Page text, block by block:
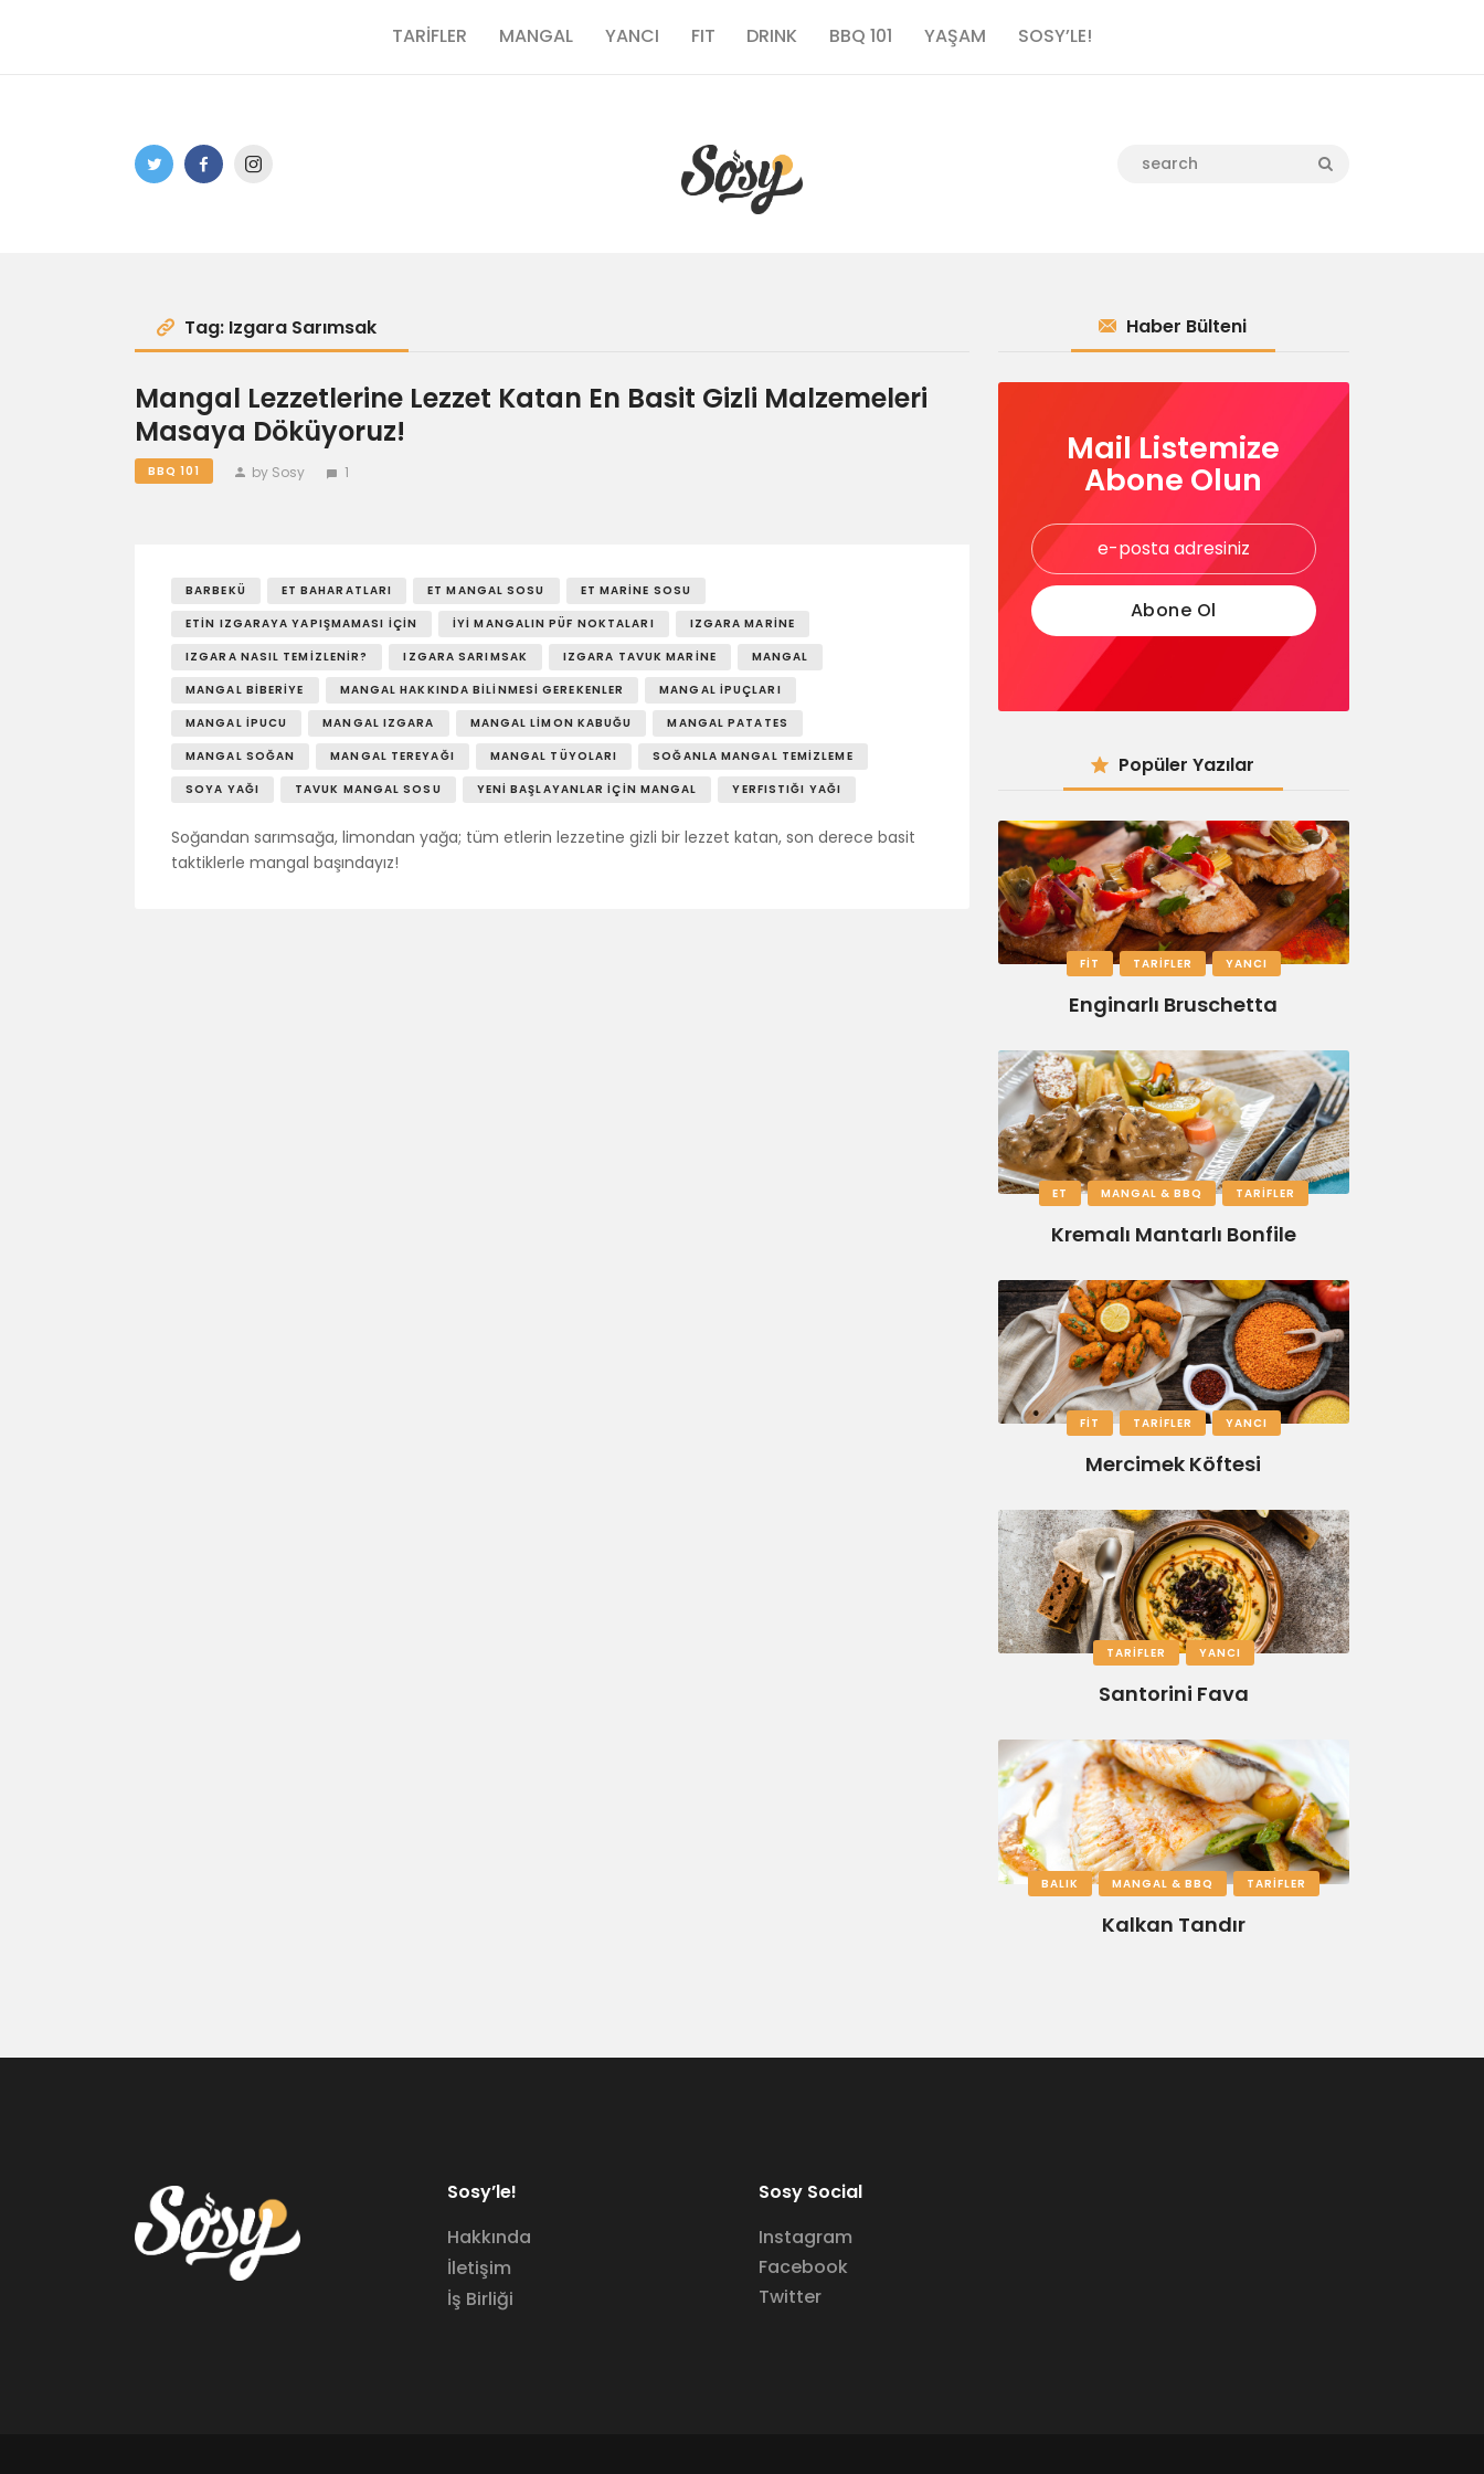
TARİFLER MANGAL YANCI FIT DRINK BBQ 101 YAŞAM SOSY’LE!
TARİFLER
YANCI
Tag: Izgara Sarımsak
Mangal Lezzetlerine Lezzet Katan En Basit Gizli Malzemeleri
Masaya Döküyoruz!
BBQ 101 by Sosy 1
BARBEKÜ ET BAHARATLARI ET MANGAL SOSU
ET MARINE SOSU
ETIN IZGARAYA YAPIŞMAMASI İÇIN
İYI MANGALIN PÜF NOKTALARI
IZGARA MARINE
IZGARA NASIL TEMIZLENIR?
IZGARA SARIMSAK IZGARA TAVUK MARINE
MANGAL
MANGAL BIBERIYE
MANGAL HAKKINDA BILINMESI GEREKENLER
MANGAL İPUÇLARI
MANGAL İPUCU
MANGAL IZGARA MANGAL LIMON KABUĞU
MANGAL PATATES
MANGAL SOĞAN
MANGAL TEREYAĞI MANGAL TÜYOLARI
SOĞANLA MANGAL TEMIZLEME
SOYA YAĞI
TAVUK MANGAL SOSU YENI BAŞLAYANLAR İÇIN MANGAL YERFISTIĞI YAĞI
Soğandan sarımsağa, limondan yağa; tüm etlerin lezzetine gizli bir lezzet katan, son derece basit
taktiklerle mangal başındayız!
Haber Bülteni
Mail Listemize
Abone Olun
Popüler Yazılar
FIT TARIFLER YANCI
Enginarlı Bruschetta
ET MANGAL & BBQ TARIFLER
Kremalı Mantarlı Bonfile
FIT TARIFLER YANCI
Mercimek Köftesi
TARIFLER YANCI
Santorini Fava
BALIK MANGAL & BBQ TARIFLER
Kalkan Tandır
Sosy’le!
Hakkında
İletişim
İş Birliği
Sosy Social
Instagram
Facebook
Twitter